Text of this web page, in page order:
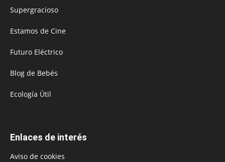
Supergracioso
Estamos de Cine
Futuro Eléctrico
Blog de Bebés
Ecología Útil
Enlaces de interés
Aviso de cookies